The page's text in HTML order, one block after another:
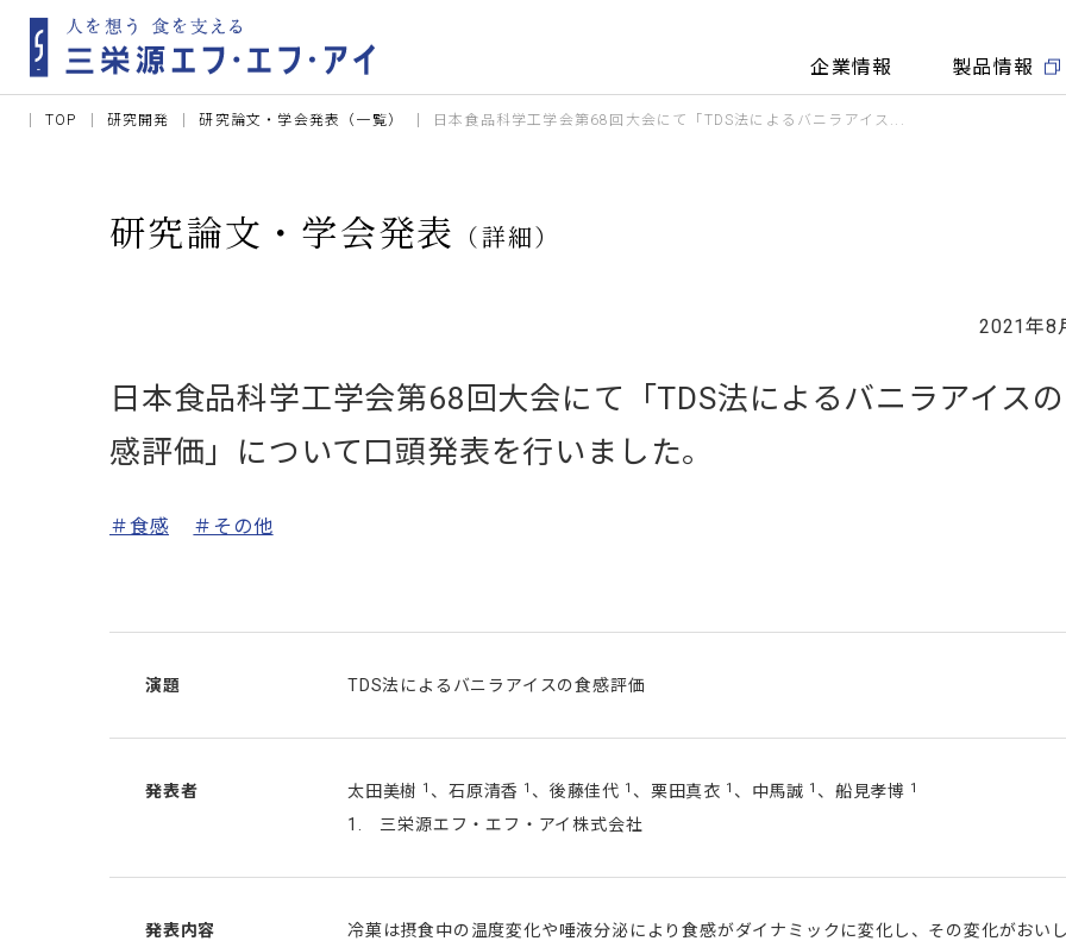
企業情報 製品情報
TOP 研究開発 研究論文・学会発表（一覧） 日本食品科学工学会第68回大会にて「TDS法によるバニラアイス...
研究論文・学会発表 （詳細）
2021年8
日本食品科学工学会第68回大会にて「TDS法によるバニラアイス
感評価」について口頭発表を行いました。
＃食感 ＃その他
演題 TDS法によるバニラアイスの食感評価
発表者 太田美樹 1 、石原清香 1 、後藤佳代 1 、栗田真衣 1 、中馬誠 1 、船見孝博 1
1. 三栄源エフ・エフ・アイ株式会社
発表内容
冷菓は摂食中の温度変化や唾液分泌により食感がダイナミックに変化し、その変化がおい